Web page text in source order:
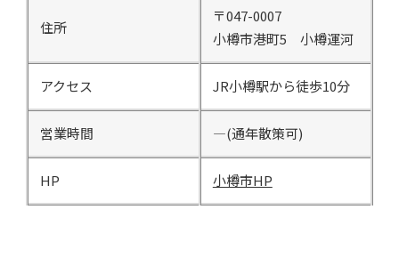
住所
〒047-0007
小樽市港町5 小樽運河
アクセス JR小樽駅から徒歩10分
営業時間 ―(通年散策可)
HP 小樽市HP